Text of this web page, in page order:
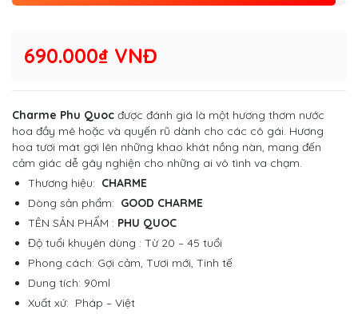
690.000₫ VNĐ
Charme Phu Quoc được đánh giá là một hương thơm nước
hoa đầy mê hoặc và quyến rũ dành cho các cô gái. Hương
hoa tươi mát gợi lên những khao khát nồng nàn, mang đến
cảm giác dễ gây nghiện cho những ai vô tình va chạm.
Thương hiệu: CHARME
Dòng sản phẩm: GOOD CHARME
TÊN SẢN PHẨM : PHU QUOC
Độ tuổi khuyên dùng : Từ 20 – 45 tuổi
Phong cách: Gợi cảm, Tươi mới, Tinh tế
Dung tích: 90ml
Xuất xứ: Pháp – Việt